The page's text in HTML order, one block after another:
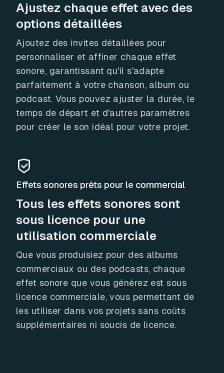
Ajustez chaque effet avec des
options détaillées
Ajoutez des invites détaillées pour
personnaliser et affiner chaque effet
sonore, garantissant qu'il s'adapte
parfaitement à votre chanson, album ou
podcast. Vous pouvez ajuster la durée, le
temps de départ et d'autres paramètres
pour créer le son idéal pour votre projet.
Effets sonores prêts pour le commercial
Tous les effets sonores sont
sous licence pour une
utilisation commerciale
Que vous produisiez pour des albums
commerciaux ou des podcasts, chaque
effet sonore que vous générez est sous
licence commerciale, vous permettant de
les utiliser dans vos projets sans coûts
supplémentaires ni soucis de licence.